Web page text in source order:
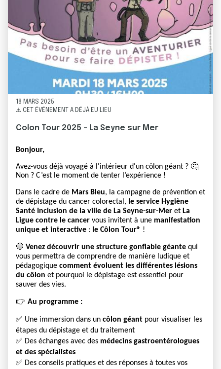
18 MARS 2025
⚠️ CET ÉVÉNEMENT A DÉJÀ EU LIEU
Colon Tour 2025 - La Seyne sur Mer
Bonjour,
Avez-vous déjà voyagé à l'intérieur d'un côlon géant ? 🤔
Non ? C’est le moment de tenter l’expérience !
Dans le cadre de Mars Bleu, la campagne de prévention et
de dépistage du cancer colorectal, le service Hygiène
Santé Inclusion de la ville de La Seyne-sur-Mer et La
Ligue contre le cancer vous invitent à une manifestation
unique et interactive : le Côlon Tour® !
🔵 Venez découvrir une structure gonflable géante qui
vous permettra de comprendre de manière ludique et
pédagogique comment évoluent les différentes lésions
du côlon et pourquoi le dépistage est essentiel pour
sauver des vies.
👉 Au programme :
✅ Une immersion dans un côlon géant pour visualiser les
étapes du dépistage et du traitement
✅ Des échanges avec des médecins gastroentérologues
et des spécialistes
✅ Des conseils pratiques et des réponses à toutes vos